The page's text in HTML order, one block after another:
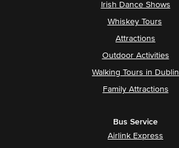
Irish Dance Shows
Whiskey Tours
Attractions
Outdoor Activities
Walking Tours in Dublin
Family Attractions
Bus Service
Airlink Express